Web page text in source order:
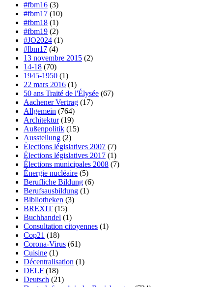
#fbm16 (3)
#fbm17 (10)
#fbm18 (1)
#fbm19 (2)
#JO2024 (1)
#lbm17 (4)
13 novembre 2015 (2)
14-18 (70)
1945-1950 (1)
22 mars 2016 (1)
50 ans Traité de l'Élysée (67)
Aachener Vertrag (17)
Allgemein (764)
Architektur(19)
Außenpolitik (15)
Ausstellung (2)
Élections législatives 2007 (7)
Élections législatives 2017 (1)
Élections municipales 2008 (7)
Énergie nucléaire (5)
Berufliche Bildung (6)
Berufsausbildung (1)
Bibliotheken (3)
BREXIT (15)
Buchhandel (1)
Consultation citoyennes (1)
Cop21 (18)
Corona-Virus (61)
Cuisine (1)
Décentralisation (1)
DELF (18)
Deutsch (21)